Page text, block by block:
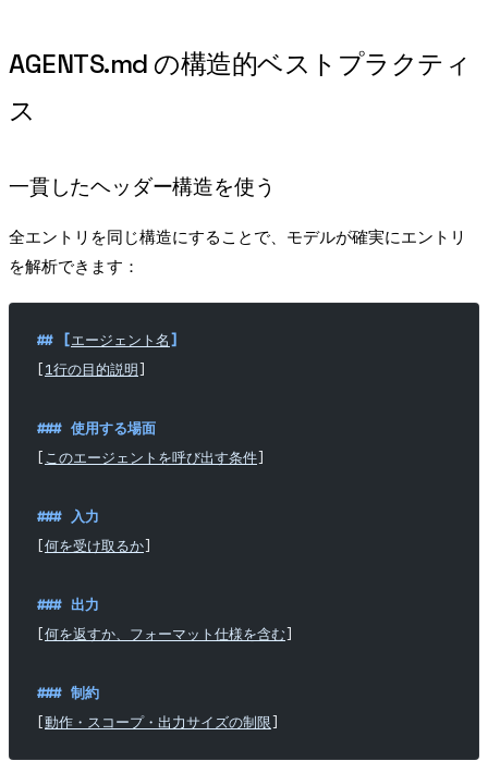
AGENTS.md の構造的ベストプラクティ
ス
一貫したヘッダー構造を使う
全エントリを同じ構造にすることで、モデルが確実にエントリ
を解析できます：
## [エージェント名]
[1行の目的説明]
### 使用する場面
[このエージェントを呼び出す条件]
### 入力
[何を受け取るか]
### 出力
[何を返すか、フォーマット仕様を含む]
### 制約
[動作・スコープ・出力サイズの制限]